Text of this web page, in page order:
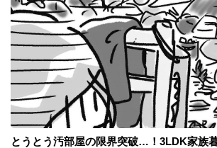
とうとう汚部屋の限界突破…！3LDK家族